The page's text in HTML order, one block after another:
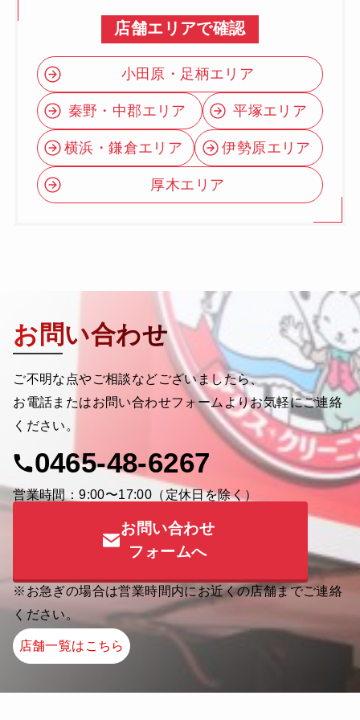
店舗エリアで確認
小田原・足柄エリア
秦野・中郡エリア 平塚エリア
横浜・鎌倉エリア 伊勢原エリア
厚木エリア
お問い合わせ
ご不明な点やご相談などございましたら、
お電話またはお問い合わせフォームよりお気軽にご連絡
ください。
0465-48-6267
営業時間：9:00〜17:00（定休日を除く）
お問い合わせ
フォームへ
※お急ぎの場合は営業時間内にお近くの店舗までご連絡
ください。
店舗一覧はこちら